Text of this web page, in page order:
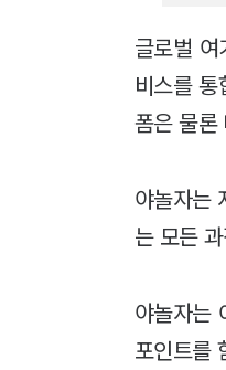
글로벌
비스를
폼은 물론
야놀자는
는 모든
야놀자는
포인트를